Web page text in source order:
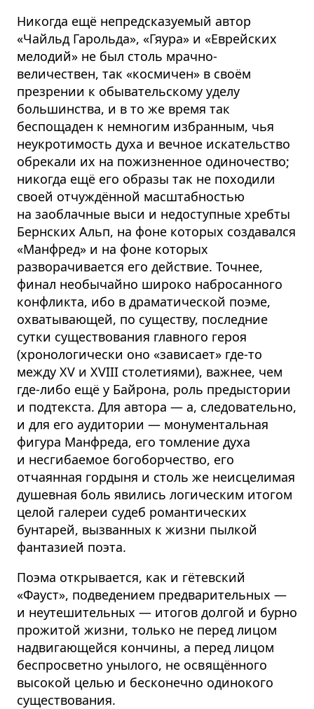
Никогда ещё непредсказуемый автор
«Чайльд Гарольда», «Гяура» и «Еврейских
мелодий» не был столь мрачно-
величествен, так «космичен» в своём
презрении к обывательскому уделу
большинства, и в то же время так
беспощаден к немногим избранным, чья
неукротимость духа и вечное искательство
обрекали их на пожизненное одиночество;
никогда ещё его образы так не походили
своей отчуждённой масштабностью
на заоблачные выси и недоступные хребты
Бернских Альп, на фоне которых создавался
«Манфред» и на фоне которых
разворачивается его действие. Точнее,
финал необычайно широко набросанного
конфликта, ибо в драматической поэме,
охватывающей, по существу, последние
сутки существования главного героя
(хронологически оно «зависает» где-то
между XV и XVIII столетиями), важнее, чем
где-либо ещё у Байрона, роль предыстории
и подтекста. Для автора — а, следовательно,
и для его аудитории — монументальная
фигура Манфреда, его томление духа
и несгибаемое богоборчество, его
отчаянная гордыня и столь же неисцелимая
душевная боль явились логическим итогом
целой галереи судеб романтических
бунтарей, вызванных к жизни пылкой
фантазией поэта.
Поэма открывается, как и гётевский
«Фауст», подведением предварительных —
и неутешительных — итогов долгой и бурно
прожитой жизни, только не перед лицом
надвигающейся кончины, а перед лицом
беспросветно унылого, не освящённого
высокой целью и бесконечно одинокого
существования.